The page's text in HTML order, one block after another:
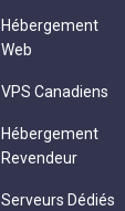
Hébergement
Web
VPS Canadiens
Hébergement
Revendeur
Serveurs Dédiés